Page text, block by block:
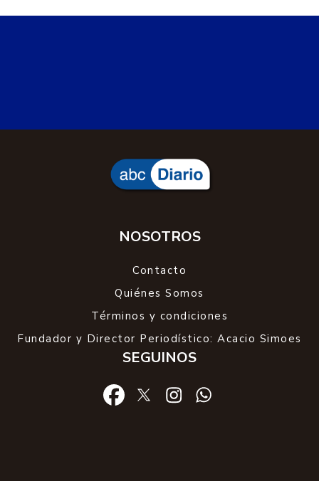
NOSOTROS
Contacto
Quiénes Somos
Términos y condiciones
Fundador y Director Periodístico: Acacio Simoes
SEGUINOS